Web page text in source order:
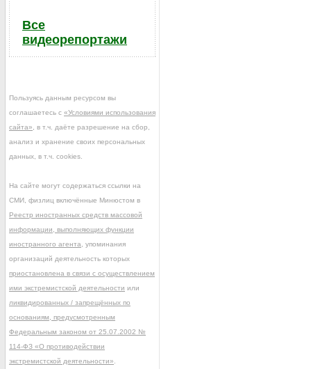
Все
видеорепортажи
Пользуясь данным ресурсом вы
соглашаетесь с «Условиями использования
сайта» , в т.ч. даёте разрешение на сбор,
анализ и хранение своих персональных
данных, в т.ч. cookies.
На сайте могут содержаться ссылки на
СМИ, физлиц включённые Минюстом в
Реестр иностранных средств массовой
информации, выполняющих функции
иностранного агента , упоминания
организаций деятельность которых
приостановлена в связи с осуществлением
ими экстремистской деятельности или
ликвидированных / запрещённых по
основаниям, предусмотренным
Федеральным законом от 25.07.2002 №
114-ФЗ «О противодействии
экстремистской деятельности»